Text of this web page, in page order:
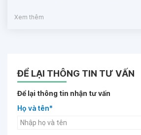
Xem thêm
ĐỂ LẠI THÔNG TIN TƯ VẤN
Để lại thông tin nhận tư vấn
Họ và tên*